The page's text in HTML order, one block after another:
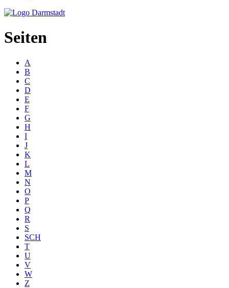
Seiten
A
B
C
D
E
F
G
H
I
J
K
L
M
N
O
P
Q
R
S
SCH
T
U
V
W
Z